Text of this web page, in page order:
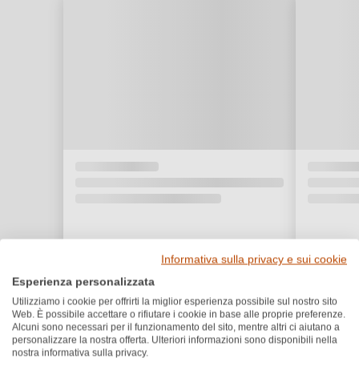
Informativa sulla privacy e sui cookie
Esperienza personalizzata
Utilizziamo i cookie per offrirti la miglior esperienza possibile sul nostro sito
Web. È possibile accettare o rifiutare i cookie in base alle proprie preferenze.
Alcuni sono necessari per il funzionamento del sito, mentre altri ci aiutano a
personalizzare la nostra offerta. Ulteriori informazioni sono disponibili nella
nostra informativa sulla privacy.